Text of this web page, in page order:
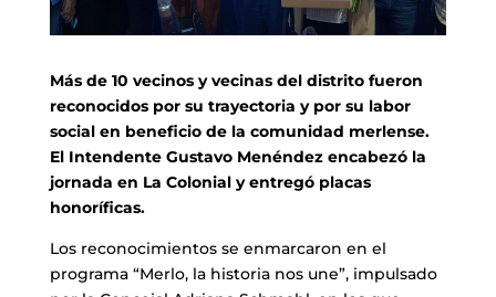
Más de 10 vecinos y vecinas del distrito fueron
reconocidos por su trayectoria y por su labor
social en beneficio de la comunidad merlense.
El Intendente Gustavo Menéndez encabezó la
jornada en La Colonial y entregó placas
honoríficas.
Los reconocimientos se enmarcaron en el
programa “Merlo, la historia nos une”, impulsado